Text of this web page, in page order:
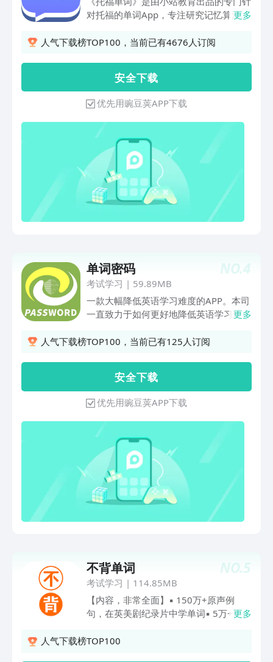
词意思大声说出来吧！据科学研究，相较
于心中默念，大声说出释义能够更充分地
刺激多种感官，从而显著增强记忆效果。
对托福的单词App，专注研究记忆算法，
按学科分类并结合记忆曲线，充分利用碎
备战托福更高效！如果你是托福考生，词
汇量不够、各种记不住，那么在背单词这
道坎上从此不用迷茫在各类单词App或各
种厚厚的单词书，亦或是学习资料间了，
再也不用从A开始了。因为，有我们问题
都解决了~~（此处应有掌声）【托福考
试专用APP】从词库的选取（TPO和真题
中的高频词汇）到功能的设置（TPO核心
单词集合学科分类词汇）根据托福考试特
点量身定制【紧密结合TPO，吃透TPO核
心词汇】将TPO的核心词汇高亮，结合文
章更易学习。学完单词再刷TPO，感觉自
悉学科单词。【单词电台随声听 】精选
最受考生欢迎的托福单词书，地铁公交单
词学习随时随地~
更多
人气下载榜TOP100，当前已有4676人订阅
安 全 下 载
优先用豌豆荚APP下载
NO.4
单词密码
考试学习 | 59.89MB
一款大幅降低英语学习难度的APP。本司
一直致力于如何更好地降低英语学习难度
达十余种科学记忆方法) 、图片/音视频，
率。 超级同步，同步课本、学校、任课
老师、班级课程，课内学习无缝衔接。每
日听读，有点读复读+解析+词汇+训练，
动画分级、分级绘本、中西文化、听力专
项训 。 也有名师专项课程。另有实用店
面外贸英语，物流查询(国内+国际物流查
询)，为外贸工作人员提供学习平台和商
务便利，促进国际贸易等。它确实是一款
功能齐全、简单易学的英语app，希望学
员们早日掌握这个语言工具，促进国际交
更多
人气下载榜TOP100，当前已有125人订阅
安 全 下 载
优先用豌豆荚APP下载
NO.5
不背单词
考试学习 | 114.85MB
【内容，非常全面】▪ 150万+原声例
句，在英美剧纪录片中学单词▪ 5万+词组
2000+词根词缀，覆盖近2万词条，用英
更多
人气下载榜TOP100